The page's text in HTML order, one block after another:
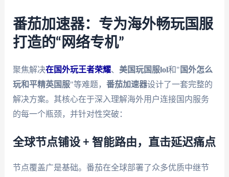
番茄加速器：专为海外畅玩国服
打造的“网络专机”
聚焦解决在国外玩王者荣耀、 美国玩国服lol和" 国外怎么
玩和平精英国服"等难题， 番茄加速器设计了一套完整的
解决方案。其核心在于深入理解海外用户连接国内服务
的每一个瓶颈，并针对性突破：
全球节点铺设 + 智能路由，直击延迟痛点
节点覆盖广是基础。番茄在全球部署了众多优质中继节